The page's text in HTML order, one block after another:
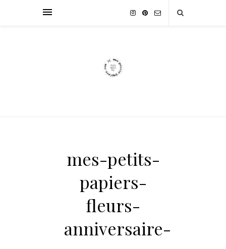
mes-petits-
papiers-
fleurs-
anniversaire-